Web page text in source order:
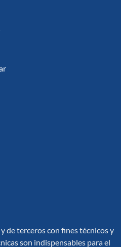
de terceros con fines técnicos y
son indispensables para el